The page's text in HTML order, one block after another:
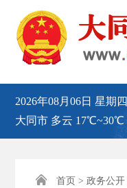
2026年08月06日 星期四
大同市 多云 17℃~30℃
 首页 > 政务公开